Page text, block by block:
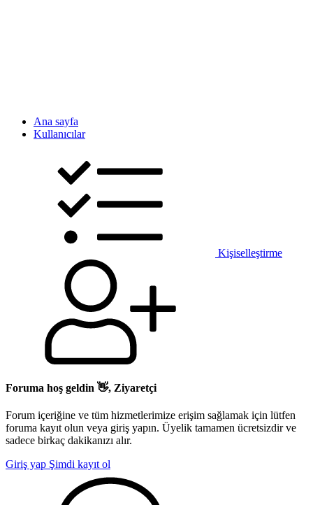
Ana sayfa
Kullanıcılar
Kişiselleştirme
Foruma hoş geldin 👋, Ziyaretçi
Forum içeriğine ve tüm hizmetlerimize erişim sağlamak için lütfen
foruma kayıt olun veya giriş yapın. Üyelik tamamen ücretsizdir ve
sadece birkaç dakikanızı alır.
Giriş yap Şimdi kayıt ol